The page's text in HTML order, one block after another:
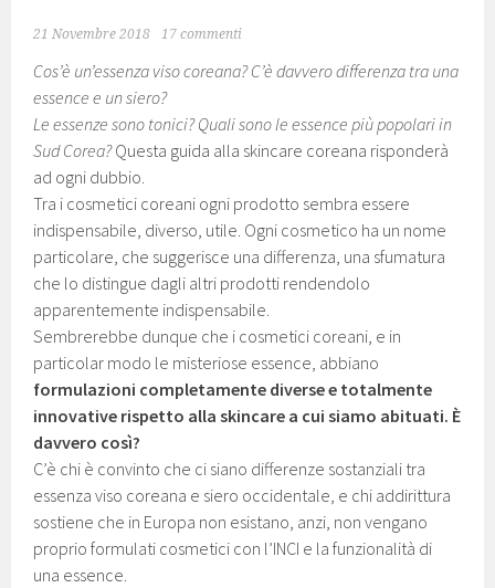
21 Novembre 2018 17 commenti
Cos’è un’essenza viso coreana? C’è davvero differenza tra una
essence e un siero?
Le essenze sono tonici?Quali sono le essence più popolari in
Sud Corea?Questa guida alla skincare coreana risponderà
ad ogni dubbio.
Tra i cosmetici coreani ogni prodotto sembra essere
indispensabile, diverso, utile. Ogni cosmetico ha un nome
particolare, che suggerisce una differenza, una sfumatura
che lo distingue dagli altri prodotti rendendolo
apparentemente indispensabile.
Sembrerebbe dunque che i cosmetici coreani, e in
particolar modo le misteriose essence, abbiano
formulazioni completamente diverse e totalmente
innovative rispetto alla skincare a cui siamo abituati. È
davvero così?
C’è chi è convinto che ci siano differenze sostanziali tra
essenza viso coreana e siero occidentale, e chi addirittura
sostiene che in Europa non esistano, anzi, non vengano
proprio formulati cosmetici con l’INCI e la funzionalità di
una essence.